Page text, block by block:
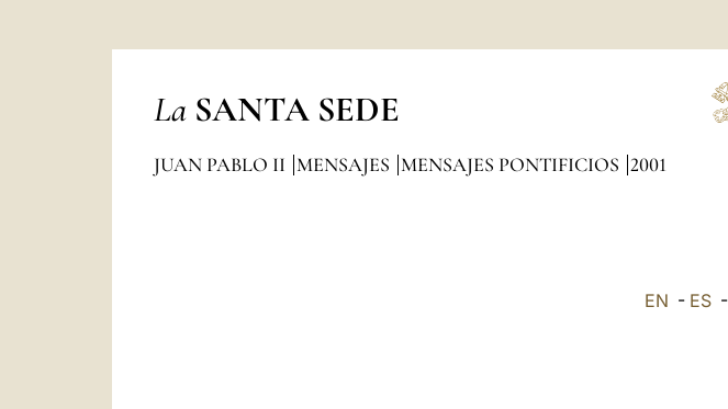
La SANTA SEDE
JUAN PABLO II MENSAJES MENSAJES PONTIFICIOS 2001
EN - ES-